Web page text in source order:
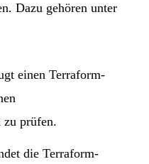
Dazu gehören unter
einen Terraform-
zu prüfen.
die Terraform-